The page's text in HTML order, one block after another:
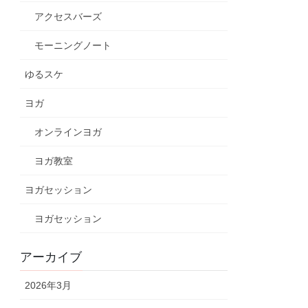
アクセスバーズ
モーニングノート
ゆるスケ
ヨガ
オンラインヨガ
ヨガ教室
ヨガセッション
ヨガセッション
アーカイブ
2026年3月